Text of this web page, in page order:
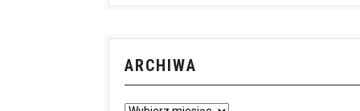
ARCHIWA